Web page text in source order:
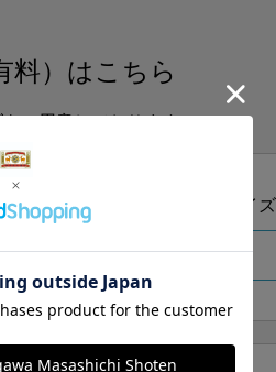
料）はこちら
ご用意しております。
Sサイズ